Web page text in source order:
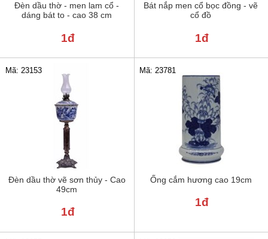
Đèn dầu thờ - men lam cổ -
dáng bát to - cao 38 cm
1đ
Bát nắp men cổ bọc đồng - vẽ
cổ đồ
1đ
Đèn dầu thờ vẽ sơn thủy - Cao
49cm
Mã: 23153
1đ
Ống cắm hương cao 19cm
Mã: 23781
1đ